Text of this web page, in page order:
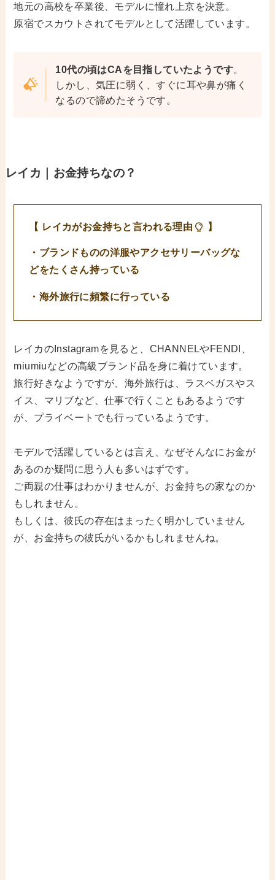
地元の高校を卒業後、モデルに憧れ上京を決意。
原宿でスカウトされてモデルとして活躍しています。
10代の頃はCAを目指していたようです。
しかし、気圧に弱く、すぐに耳や鼻が痛く
なるので諦めたそうです。
レイカ｜お金持ちなの？
【 レイカがお金持ちと言われる理由 】
・ブランドものの洋服やアクセサリーバッグな
どをたくさん持っている
・海外旅行に頻繁に行っている
レイカのInstagramを見ると、CHANNELやFENDI、
miumiuなどの高級ブランド品を身に着けています。
旅行好きなようですが、海外旅行は、ラスベガスやス
イス、マリブなど、仕事で行くこともあるようです
が、プライベートでも行っているようです。
モデルで活躍しているとは言え、なぜそんなにお金が
あるのか疑問に思う人も多いはずです。
ご両親の仕事はわかりませんが、お金持ちの家なのか
もしれません。
もしくは、彼氏の存在はまったく明かしていません
が、お金持ちの彼氏がいるかもしれませんね。